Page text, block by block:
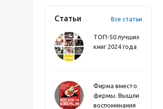
Статьи Все статьи
ТОП-50 лучших
книг 2024 года
Фирма вместо
фермы. Вышли
воспоминания